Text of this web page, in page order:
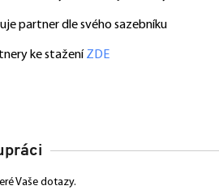
partner dle svého sazebníku
ke stažení ZDE
Vaše dotazy.